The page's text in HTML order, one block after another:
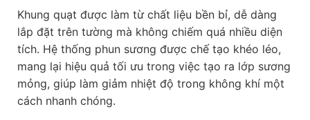
Khung quạt được làm từ chất liệu bền bỉ, dễ dàng
lắp đặt trên tường mà không chiếm quá nhiều diện
tích. Hệ thống phun sương được chế tạo khéo léo,
mang lại hiệu quả tối ưu trong việc tạo ra lớp sương
mỏng, giúp làm giảm nhiệt độ trong không khí một
cách nhanh chóng.